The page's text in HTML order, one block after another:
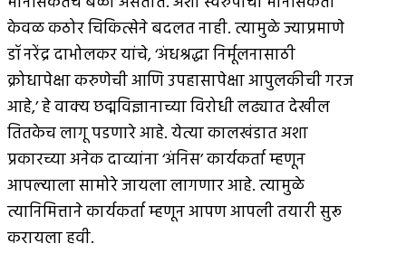
केवळ कठोर चिकित्सेने बदलत नाही. त्यामुळे ज्याप्रमाणे
डॉ नरेंद्र दाभोलकर यांचे, ‘अंधश्रद्धा निर्मूलनासाठी
क्रोधापेक्षा करुणेची आणि उपहासापेक्षा आपुलकीची गरज
आहे,’ हे वाक्य छद्मविज्ञानाच्या विरोधी लढ्यात देखील
तितकेच लागू पडणारे आहे. येत्या कालखंडात अशा
प्रकारच्या अनेक दाव्यांना ‘अंनिस’ कार्यकर्ता म्हणून
आपल्याला सामोरे जायला लागणार आहे. त्यामुळे
त्यानिमित्ताने कार्यकर्ता म्हणून आपण आपली तयारी सुरू
करायला हवी.